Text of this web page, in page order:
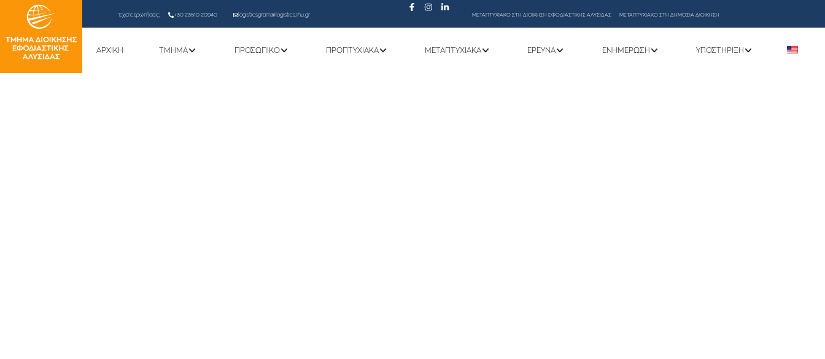
Έχετε ερωτήσεις; +30 23510 20940 logisticsgram@logistics.ihu.gr ΜΕΤΑΠΤΥΧΙΑΚΟ ΣΤΗ ΔΙΟΙΚΗΣΗ ΕΦΟΔΙΑΣΤΙΚΗΣ ΑΛΥΣΙΔΑΣ ΜΕΤΑΠΤΥΧΙΑΚΟ ΣΤΗ ΔΗΜΟΣΙΑ ΔΙΟΙΚΗΣΗ
ΑΡΧΙΚΗ ΤΜΗΜΑ ΠΡΟΣΩΠΙΚΌ ΠΡΟΠΤΥΧΙΑΚΆ ΜΕΤΑΠΤΥΧΙΑΚΆ ΕΡΕΥΝΑ ΕΝΗΜΈΡΩΣΗ ΥΠΟΣΤΉΡΙΞΗ